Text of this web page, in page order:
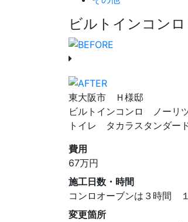
ビルトインコン
東大阪市 Ｈ様邸
ビルトインコンロ ノーリ
トイレ タカラスタンダー
費用
67万円
施工日数・時間
コンロオーブンは３時間
変更箇所